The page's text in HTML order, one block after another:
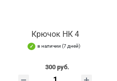
Крючок НК 4
в наличии (7 дней)
300 руб.